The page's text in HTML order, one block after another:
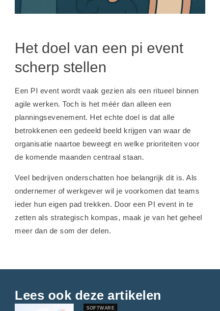
Het doel van een pi event
scherp stellen
Een PI event wordt vaak gezien als een ritueel binnen
agile werken. Toch is het méér dan alleen een
planningsevenement. Het echte doel is dat alle
betrokkenen een gedeeld beeld krijgen van waar de
organisatie naartoe beweegt en welke prioriteiten voor
de komende maanden centraal staan.
Veel bedrijven onderschatten hoe belangrijk dit is. Als
ondernemer of werkgever wil je voorkomen dat teams
ieder hun eigen pad trekken. Door een PI event in te
zetten als strategisch kompas, maak je van het geheel
meer dan de som der delen.
Lees ook deze artikelen
SOFTWARE